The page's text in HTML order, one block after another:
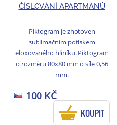
ČÍSLOVÁNÍ APARTMANŮ
Piktogram je zhotoven
sublimačním potiskem
eloxovaného hliníku. Piktogram
o rozměru 80x80 mm o síle 0,56
mm.
100 KČ
KOUPIT